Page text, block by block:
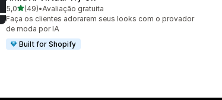
5,0de 5 estrelas
(49)
49 avaliações ao todo
•Avaliação gratuita
Faça os clientes adorarem seus looks com o provador
de moda por IA
Built for Shopify